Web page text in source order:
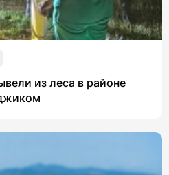
из леса в районе